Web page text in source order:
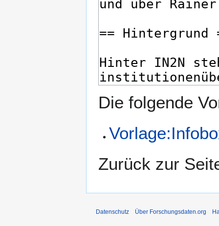
Die folgende
Zurück zur
Datenschutz Über Forschungsdaten.org